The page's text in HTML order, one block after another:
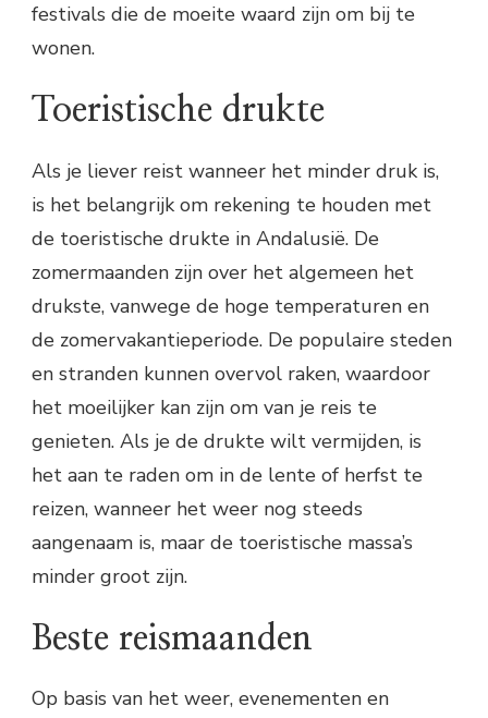
festivals die de moeite waard zijn om bij te
wonen.
Toeristische drukte
Als je liever reist wanneer het minder druk is,
is het belangrijk om rekening te houden met
de toeristische drukte in Andalusië. De
zomermaanden zijn over het algemeen het
drukste, vanwege de hoge temperaturen en
de zomervakantieperiode. De populaire steden
en stranden kunnen overvol raken, waardoor
het moeilijker kan zijn om van je reis te
genieten. Als je de drukte wilt vermijden, is
het aan te raden om in de lente of herfst te
reizen, wanneer het weer nog steeds
aangenaam is, maar de toeristische massa’s
minder groot zijn.
Beste reismaanden
Op basis van het weer, evenementen en